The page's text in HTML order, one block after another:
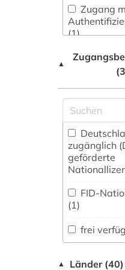
Philologie.
Philologie.
Medien-
Medizin (0)
(0)
karte (1)
Zeitung
(0
Zugang
(1)
▲
zugänglich
geförderte
FID-
(1)
frei
▲ Länder (40)